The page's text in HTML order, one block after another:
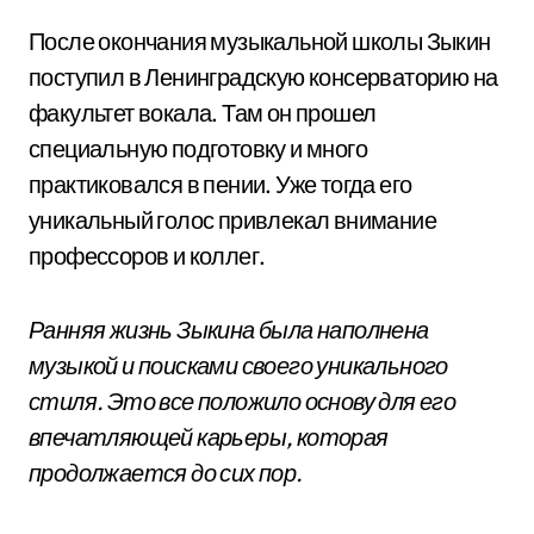
После окончания музыкальной школы Зыкин
поступил в Ленинградскую консерваторию на
факультет вокала. Там он прошел
специальную подготовку и много
практиковался в пении. Уже тогда его
уникальный голос привлекал внимание
профессоров и коллег.
Ранняя жизнь Зыкина была наполнена
музыкой и поисками своего уникального
стиля. Это все положило основу для его
впечатляющей карьеры, которая
продолжается до сих пор.